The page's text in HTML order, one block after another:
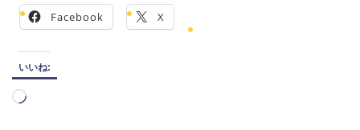
Facebook X
いいね:
読